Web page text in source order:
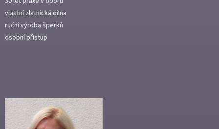
vlastní zlatnická dílna
ruční výroba šperků
osobní přístup